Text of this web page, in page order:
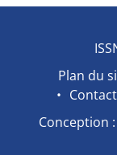
Plan du
Conception